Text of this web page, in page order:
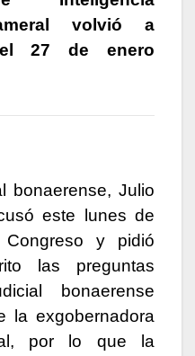
g
er
volvió a
27 de enero
bonaerense, Julio
este lunes de
y pidió
las preguntas
bonaerense
la exgobernadora
por lo que la